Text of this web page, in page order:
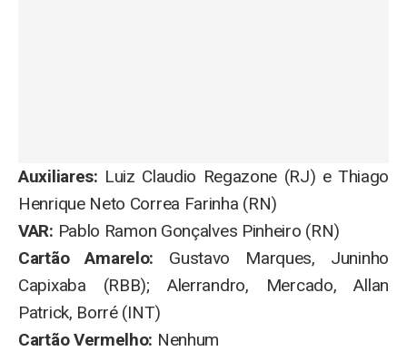
Auxiliares: Luiz Claudio Regazone (RJ) e Thiago
Henrique Neto Correa Farinha (RN)
VAR: Pablo Ramon Gonçalves Pinheiro (RN)
Cartão Amarelo: Gustavo Marques, Juninho
Capixaba (RBB); Alerrandro, Mercado, Allan
Patrick, Borré (INT)
Cartão Vermelho: Nenhum